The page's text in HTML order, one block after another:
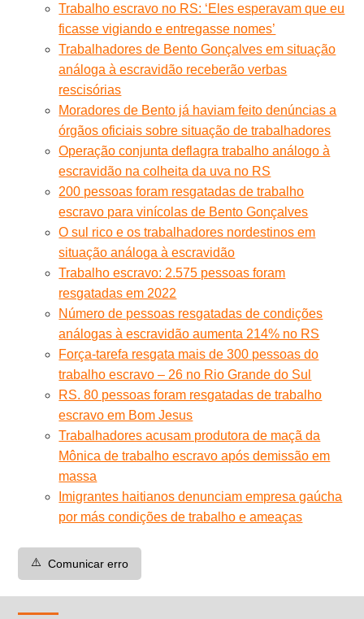
Trabalho escravo no RS: ‘Eles esperavam que eu
ficasse vigiando e entregasse nomes’
Trabalhadores de Bento Gonçalves em situação
análoga à escravidão receberão verbas
rescisórias
Moradores de Bento já haviam feito denúncias a
órgãos oficiais sobre situação de trabalhadores
Operação conjunta deflagra trabalho análogo à
escravidão na colheita da uva no RS
200 pessoas foram resgatadas de trabalho
escravo para vinícolas de Bento Gonçalves
O sul rico e os trabalhadores nordestinos em
situação análoga à escravidão
Trabalho escravo: 2.575 pessoas foram
resgatadas em 2022
Número de pessoas resgatadas de condições
análogas à escravidão aumenta 214% no RS
Força-tarefa resgata mais de 300 pessoas do
trabalho escravo – 26 no Rio Grande do Sul
RS. 80 pessoas foram resgatadas de trabalho
escravo em Bom Jesus
Trabalhadores acusam produtora de maçã da
Mônica de trabalho escravo após demissão em
massa
Imigrantes haitianos denunciam empresa gaúcha
por más condições de trabalho e ameaças
⚠️ Comunicar erro